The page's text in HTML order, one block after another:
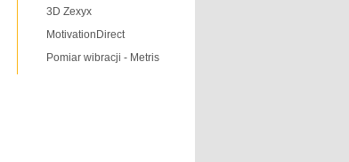
3D Zexyx
MotivationDirect
Pomiar wibracji - Metris